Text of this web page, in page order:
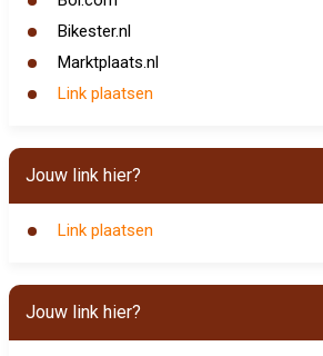
Bikester.nl
Marktplaats.nl
Link plaatsen
Jouw link hier?
Link plaatsen
Jouw link hier?